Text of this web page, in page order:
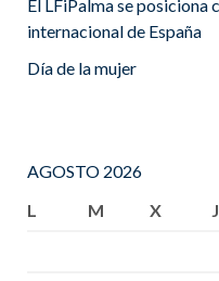
El LFiPalma se
internacional de España
Día de la mujer
AGOSTO 2026
L
M X J